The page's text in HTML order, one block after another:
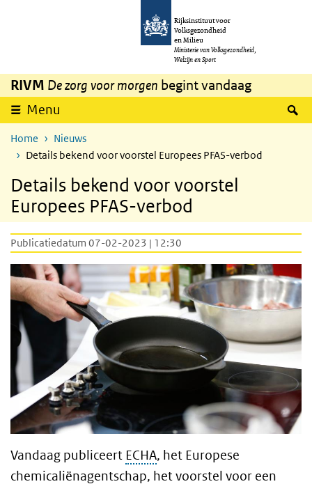
Overslaan en naar de inhoud gaan
Rijksinstituut voor
Volksgezondheid
en Milieu
Ministerie van Volksgezondheid,
Welzijn en Sport
RIVM De zorg voor morgen begint vandaag
Menu
Home
Nieuws
Details bekend voor voorstel Europees PFAS-verbod
Details bekend voor voorstel
Europees PFAS-verbod
Publicatiedatum 07-02-2023 | 12:30
Vandaag publiceert ECHA, het Europese
chemicaliënagentschap, het voorstel voor een